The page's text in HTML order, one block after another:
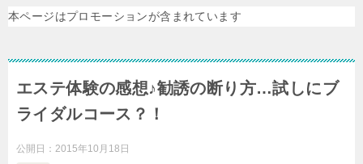
本ページはプロモーションが含まれています
エステ体験の感想♪勧誘の断り方…試しにブ
ライダルコース？！
公開日： 2015年10月18日